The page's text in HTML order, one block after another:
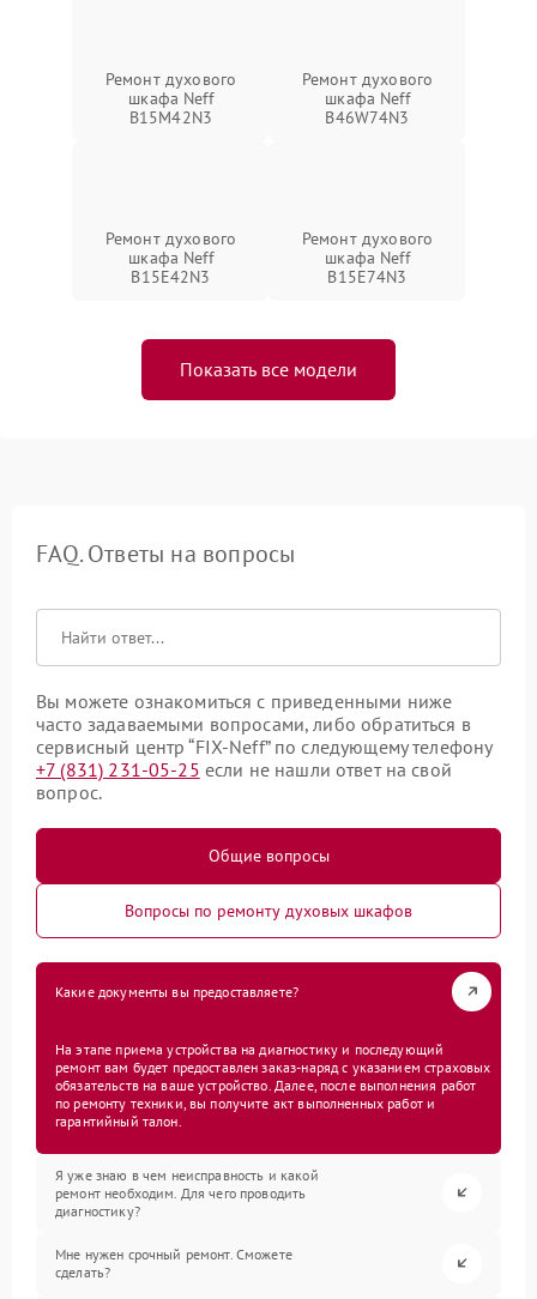
Ремонт духового
шкафа Neff
B15M42N3
Ремонт духового
шкафа Neff
B46W74N3
Ремонт духового
шкафа Neff
B15E42N3
Ремонт духового
шкафа Neff
B15E74N3
Показать все модели
FAQ. Ответы на вопросы
Вы можете ознакомиться с приведенными ниже
часто задаваемыми вопросами, либо обратиться в
сервисный центр “FIX-Neff” по следующему телефону
+7 (831) 231-05-25 если не нашли ответ на свой
вопрос.
Общие вопросы
Вопросы по ремонту духовых шкафов
Какие документы вы предоставляете?
На этапе приема устройства на диагностику и последующий
ремонт вам будет предоставлен заказ-наряд с указанием страховых
обязательств на ваше устройство. Далее, после выполнения работ
по ремонту техники, вы получите акт выполненных работ и
гарантийный талон.
Я уже знаю в чем неисправность и какой
ремонт необходим. Для чего проводить
диагностику?
Мне нужен срочный ремонт. Сможете
сделать?